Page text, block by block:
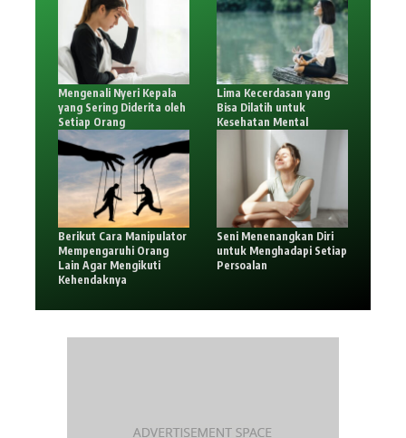
Mengenali Nyeri Kepala
yang Sering Diderita oleh
Setiap Orang
Lima Kecerdasan yang
Bisa Dilatih untuk
Kesehatan Mental
Berikut Cara Manipulator
Mempengaruhi Orang
Lain Agar Mengikuti
Kehendaknya
Seni Menenangkan Diri
untuk Menghadapi Setiap
Persoalan